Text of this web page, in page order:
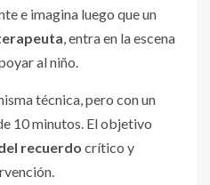
e imagina luego que un
, entra en la escena
al niño.
técnica, pero con un
10 minutos. El objetivo
recuerdo crítico y